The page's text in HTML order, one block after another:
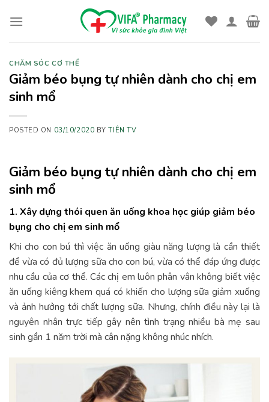
CHĂM SÓC CƠ THỂ
Giảm béo bụng tự nhiên dành cho chị em
sinh mổ
POSTED ON 03/10/2020 BYTIÊN TV
Giảm béo bụng tự nhiên dành cho chị em
sinh mổ
1. Xây dựng thói quen ăn uống khoa học giúp giảm béo
bụng cho chị em sinh mổ
Khi cho con bú thì việc ăn uống giàu năng lượng là cần thiết
để vừa có đủ lượng sữa cho con bú, vừa có thể đáp ứng được
nhu cầu của cơ thể. Các chị em luôn phân vân không biết việc
ăn uống kiêng khem quá có khiến cho lượng sữa giảm xuống
và ảnh hưởng tới chất lượng sữa. Nhưng, chính điều này lại là
nguyên nhân trực tiếp gây nên tình trạng nhiều bà mẹ sau
sinh gần 1 năm trời mà cân nặng không nhúc nhích.